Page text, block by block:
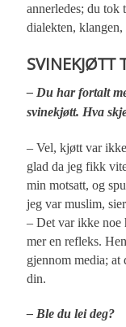
annerledes; du tok
dialekten,
SVINEKJØTT
– Du har fortalt
svinekjøtt. Hva
– Vel, kjøtt var
glad da jeg fikk
min motsatt, og
jeg var muslim,
– Det var ikke noe
mer en refleks.
gjennom media; at
din.
– Ble du lei deg?